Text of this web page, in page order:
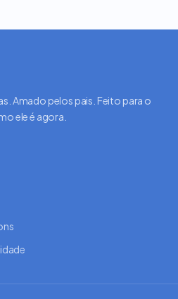
Amado pelos pais. Feito para o
ele é agora.